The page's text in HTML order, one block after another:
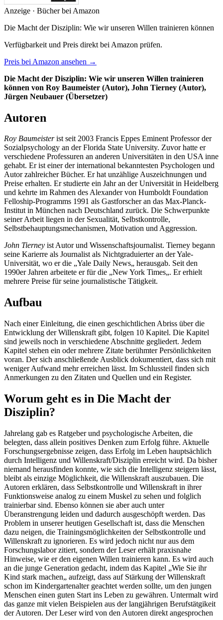
Anzeige · Bücher bei Amazon
Die Macht der Disziplin: Wie wir unseren Willen trainieren können
Verfügbarkeit und Preis direkt bei Amazon prüfen.
Preis bei Amazon ansehen →
Die Macht der Disziplin: Wie wir unseren Willen trainieren
können von Roy Baumeister (Autor), John Tierney (Autor),
Jürgen Neubauer (Übersetzer)
Autoren
Roy Baumeisterist seit 2003 Francis Eppes Eminent Professor der
Sozialpsychology an der Florida State University. Zuvor hatte er
verschiedene Professuren an anderen Universitäten in den USA inne
gehabt. Er ist einer der international bekanntesten Psychologen und
Autor zahlreicher Bücher. Er hat unzählige Auszeichnungen und
Preise erhalten. Er studierte ein Jahr an der Universität in Heidelberg
und kehrte im Rahmen des Alexander von Humboldt Foundation
Felloship-Programms 1991 als Gastforscher an das Max-Planck-
Institut in München nach Deutschland zurück. Die Schwerpunkte
seiner Arbeit liegen in der Sexualität, Selbstkontrolle,
Selbstbehauptungsmechanismen, Motivation und Aggression.
John Tierney ist Autor und Wissenschaftsjournalist. Tierney begann
seine Karierre als Journalist als Nichtgraduierter an der Yale-
Universität, wo er die „Yale Daily News„ herausgab. Seit den
1990er Jahren arbeitete er für die „New York Times„. Er erhielt
mehrere Preise für seine journalistische Tätigkeit.
Aufbau
Nach einer Einleitung, die einen geschichtlichen Abriss über die
Entwicklung der Willenskraft gibt, folgen 10 Kapitel. Die Kapitel
sind jeweils noch in verschiedene Abschnitte gegliedert. Jedem
Kapitel stehen ein oder mehrere Zitate berühmter Persönlichkeiten
voran. Der sich anschließende Ausblick dokumentiert, dass sich mit
weniger Aufwand mehr erreichen lässt. Im Schlussteil finden sich
Anmerkungen zu den Zitaten und Quellen und ein Register.
Worum geht es in Die Macht der
Disziplin?
Jahrelang gab es Ratgeber und psychologische Arbeiten, die
belegten, dass allein positives Denken zum Erfolg führe. Aktuelle
Forschungsergebnisse zeigen, dass Erfolg im Leben hauptsächlich
durch Intelligenz und Willenskraft/Disziplin erreicht wird. Da bisher
niemand herausfinden konnte, wie sich die Intelligenz steigern lässt,
bleibt als einzige Möglichkeit, die Willenskraft auszubauen. Die
Autoren erklären, dass Selbstkontrolle und Willenskraft in ihrer
Funktionsweise analog zu einem Muskel zu sehen und folglich
trainierbar sind. Ebenso können sie aber auch unter
Überanstrengung leiden und dadurch ausgeschöpft werden. Das
Problem in unserer heutigen Gesellschaft ist, dass die Menschen
dazu neigen, die Trainingsmöglichkeiten der Selbstkontrolle und
Willenskraft zu ignorieren. Es wird jedoch nicht nur aus dem
Forschungslabor zitiert, sondern der Leser erhält praxisnahe
Hinweise, wie er den eigenen Willen trainieren kann. Es wird auch
an die junge Generation gedacht, indem das Kapitel „Wie Sie ihr
Kind stark machen„ aufzeigt, dass auf Stärkung der Willenskraft
schon im Kindergartenalter geachtet werden sollte, um den jungen
Menschen einen guten Start ins Leben zu gewähren. Untermalt wird
das ganze mit vielen Beispielen aus der langjährigen Berufstätgikeit
der Autoren. Der Leser wird von den Autoren direkt angesprochen